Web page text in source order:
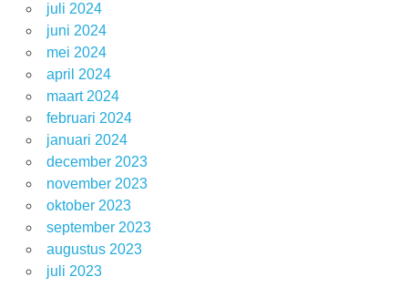
juli 2024
juni 2024
mei 2024
april 2024
maart 2024
februari 2024
januari 2024
december 2023
november 2023
oktober 2023
september 2023
augustus 2023
juli 2023